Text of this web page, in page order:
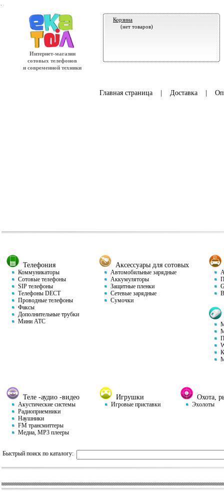
Интернет-магазин
сотовых телефонов
и современной техники
Корзина
(нет товаров)
Главная страница| Доставка|
Телефония
Коммуникаторы
Сотовые телефоны
SIP телефоны
Телефоны DECT
Проводные телефоны
Факсы
Дополнительные трубки
Мини АТС
Аксессуары для сотовых
Автомобильные зарядные
Аккумуляторы
Защитные пленки
Сетевые зарядные
Сумочки
Теле -аудио -видео
Акустические системы
Радиоприемники
Наушники
FM трансмиттеры
Медиа, MP3 плееры
Игрушки
Игровые приставки
Охота,
Эхолоты
Быстрый поиск по каталогу: